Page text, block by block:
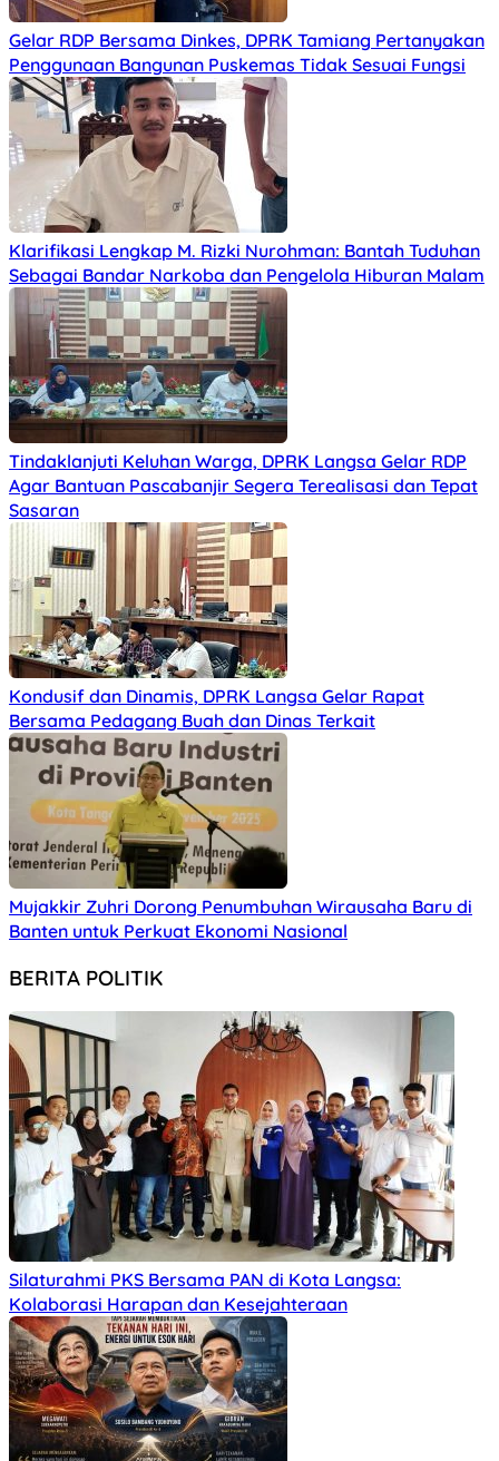
Gelar RDP Bersama Dinkes, DPRK Tamiang Pertanyakan
Penggunaan Bangunan Puskemas Tidak Sesuai Fungsi
Klarifikasi Lengkap M. Rizki Nurohman: Bantah Tuduhan
Sebagai Bandar Narkoba dan Pengelola Hiburan Malam
Tindaklanjuti Keluhan Warga, DPRK Langsa Gelar RDP
Agar Bantuan Pascabanjir Segera Terealisasi dan Tepat
Sasaran
Kondusif dan Dinamis, DPRK Langsa Gelar Rapat
Bersama Pedagang Buah dan Dinas Terkait
Mujakkir Zuhri Dorong Penumbuhan Wirausaha Baru di
Banten untuk Perkuat Ekonomi Nasional
BERITA POLITIK
Silaturahmi PKS Bersama PAN di Kota Langsa:
Kolaborasi Harapan dan Kesejahteraan